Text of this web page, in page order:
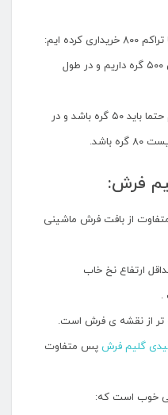
یعنی ما در عرض گلیم فرش ۵۰۰ گره داریم و در طول
لذا در ده سانت عرضی گلیم حتما باید ۵۰ گره باشد و در
باشد.
فرش:
از بافت فرش ماشینی
ارتفاع نخ خاب
.
تر از نقشه ی فرش است.
گلیم فرش پس متفاوت
خوب است که: